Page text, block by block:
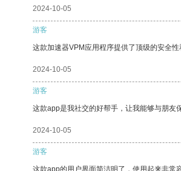
2024-10-05
游客
这款加速器VPM应用程序提供了顶级的安全性
2024-10-05
游客
这款app是我社交的好帮手，让我能够与朋友
2024-10-05
游客
这款app的用户界面简洁明了，使用起来非常